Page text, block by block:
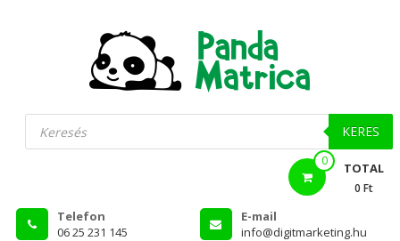
PandaMatrica
falmatrica
Products
search KERES
0 TOTAL
0 Ft
Telefon
06 25 231 145
E-mail
info@digitmarketing.hu